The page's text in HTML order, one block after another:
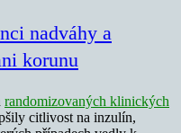
nadváhy a
korunu
randomizovaných klinických
citlivost na inzulín,